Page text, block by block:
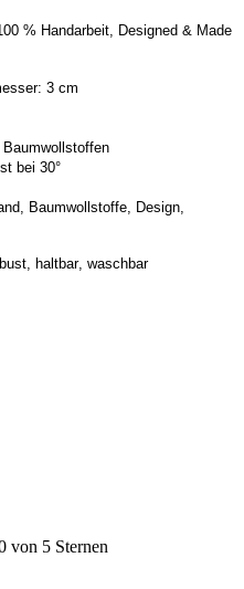
% Handarbeit, Designed & Made
3 cm
bei 30°
, Baumwollstoffe, Design,
haltbar, waschbar
von 5 Sternen